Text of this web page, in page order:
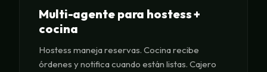
Multi-agente para hostess +
cocina
Hostess maneja reservas. Cocina recibe
órdenes y notifica cuando están listas. Cajero